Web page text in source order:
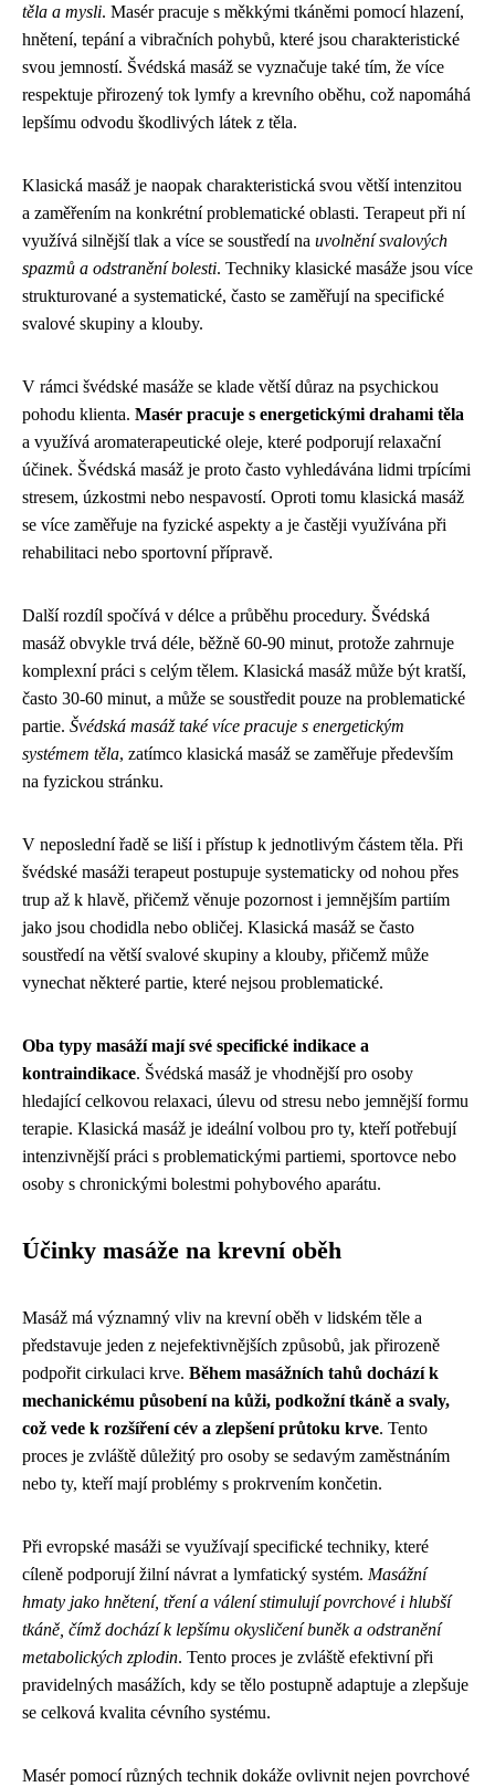
těla a mysli. Masér pracuje s měkkými tkáněmi pomocí hlazení,
hnětení, tepání a vibračních pohybů, které jsou charakteristické
svou jemností. Švédská masáž se vyznačuje také tím, že více
respektuje přirozený tok lymfy a krevního oběhu, což napomáhá
lepšímu odvodu škodlivých látek z těla.
Klasická masáž je naopak charakteristická svou větší intenzitou
a zaměřením na konkrétní problematické oblasti. Terapeut při ní
využívá silnější tlak a více se soustředí na uvolnění svalových
spazmů a odstranění bolesti. Techniky klasické masáže jsou více
strukturované a systematické, často se zaměřují na specifické
svalové skupiny a klouby.
V rámci švédské masáže se klade větší důraz na psychickou
pohodu klienta. Masér pracuje s energetickými drahami těla
a využívá aromaterapeutické oleje, které podporují relaxační
účinek. Švédská masáž je proto často vyhledávána lidmi trpícími
stresem, úzkostmi nebo nespavostí. Oproti tomu klasická masáž
se více zaměřuje na fyzické aspekty a je častěji využívána při
rehabilitaci nebo sportovní přípravě.
Další rozdíl spočívá v délce a průběhu procedury. Švédská
masáž obvykle trvá déle, běžně 60-90 minut, protože zahrnuje
komplexní práci s celým tělem. Klasická masáž může být kratší,
často 30-60 minut, a může se soustředit pouze na problematické
partie. Švédská masáž také více pracuje s energetickým
systémem těla, zatímco klasická masáž se zaměřuje především
na fyzickou stránku.
V neposlední řadě se liší i přístup k jednotlivým částem těla. Při
švédské masáži terapeut postupuje systematicky od nohou přes
trup až k hlavě, přičemž věnuje pozornost i jemnějším partiím
jako jsou chodidla nebo obličej. Klasická masáž se často
soustředí na větší svalové skupiny a klouby, přičemž může
vynechat některé partie, které nejsou problematické.
Oba typy masáží mají své specifické indikace a
kontraindikace. Švédská masáž je vhodnější pro osoby
hledající celkovou relaxaci, úlevu od stresu nebo jemnější formu
terapie. Klasická masáž je ideální volbou pro ty, kteří potřebují
intenzivnější práci s problematickými partiemi, sportovce nebo
osoby s chronickými bolestmi pohybového aparátu.
Účinky masáže na krevní oběh
Masáž má významný vliv na krevní oběh v lidském těle a
představuje jeden z nejefektivnějších způsobů, jak přirozeně
podpořit cirkulaci krve. Během masážních tahů dochází k
mechanickému působení na kůži, podkožní tkáně a svaly,
což vede k rozšíření cév a zlepšení průtoku krve. Tento
proces je zvláště důležitý pro osoby se sedavým zaměstnáním
nebo ty, kteří mají problémy s prokrvením končetin.
Při evropské masáži se využívají specifické techniky, které
cíleně podporují žilní návrat a lymfatický systém. Masážní
hmaty jako hnětení, tření a válení stimulují povrchové i hlubší
tkáně, čímž dochází k lepšímu okysličení buněk a odstranění
metabolických zplodin. Tento proces je zvláště efektivní při
pravidelných masážích, kdy se tělo postupně adaptuje a zlepšuje
se celková kvalita cévního systému.
Masér pomocí různých technik dokáže ovlivnit nejen povrchové